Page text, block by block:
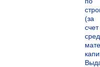
(за
счет